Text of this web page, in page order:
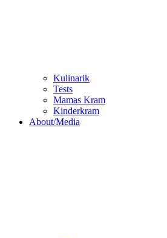
Kulinarik
Tests
Mamas Kram
Kinderkram
About/Media